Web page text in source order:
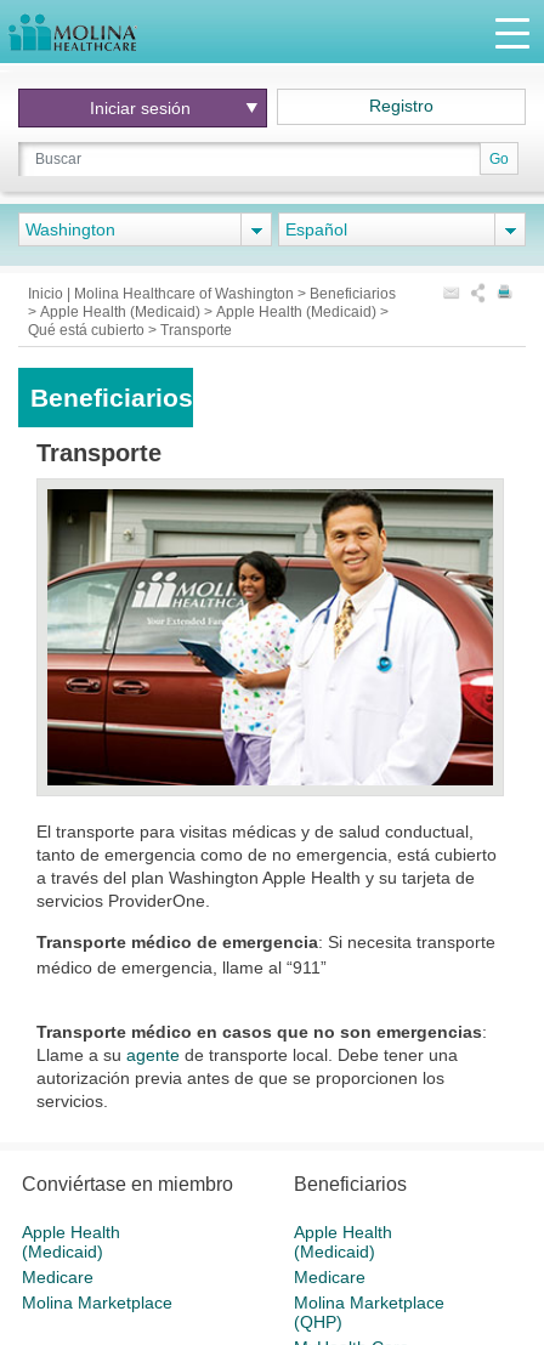
Go
Iniciar sesión Registro
Washington Español
Inicio | Molina Healthcare of Washington > Beneficiarios
> Apple Health (Medicaid) > Apple Health (Medicaid) >
Qué está cubierto > Transporte
Beneficiarios
Transporte
El transporte para visitas médicas y de salud conductual,
tanto de emergencia como de no emergencia, está cubierto
a través del plan Washington Apple Health y su tarjeta de
servicios ProviderOne.
Transporte médico de emergencia: Si necesita transporte
médico de emergencia, llame al “911”
Transporte médico en casos que no son emergencias:
Llame a su agente de transporte local. Debe tener una
autorización previa antes de que se proporcionen los
servicios.
Conviértase en miembro
Apple Health
(Medicaid)
Medicare
Molina Marketplace
Beneficiarios
Apple Health
(Medicaid)
Medicare
Molina Marketplace
(QHP)